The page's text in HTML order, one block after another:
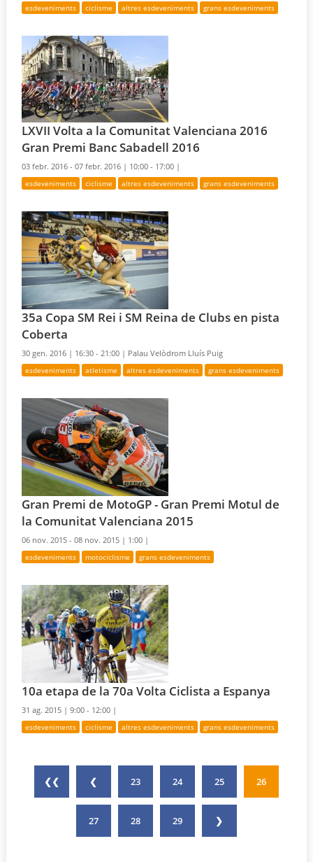
esdeveniments ciclisme altres esdeveniments grans esdeveniments
LXVII Volta a la Comunitat Valenciana 2016
Gran Premi Banc Sabadell 2016
03 febr. 2016 - 07 febr. 2016 | 10:00 - 17:00 |
esdeveniments ciclisme altres esdeveniments grans esdeveniments
35a Copa SM Rei i SM Reina de Clubs en pista
Coberta
30 gen. 2016 | 16:30 - 21:00 | Palau Velòdrom Lluís Puig
esdeveniments atletisme altres esdeveniments grans esdeveniments
Gran Premi de MotoGP - Gran Premi Motul de
la Comunitat Valenciana 2015
06 nov. 2015 - 08 nov. 2015 | 1:00 |
esdeveniments motociclisme grans esdeveniments
10a etapa de la 70a Volta Ciclista a Espanya
31 ag. 2015 |9:00 - 12:00 |
esdeveniments ciclisme altres esdeveniments grans esdeveniments
❮❮ ❮ 23 24 25 26
27 28 29 ❯